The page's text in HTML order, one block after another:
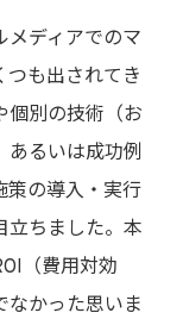
メディアでのマ
つも出されてき
個別の技術（お
あるいは成功例
策の導入・実行
立ちました。本
（費用対効
なかった思いま